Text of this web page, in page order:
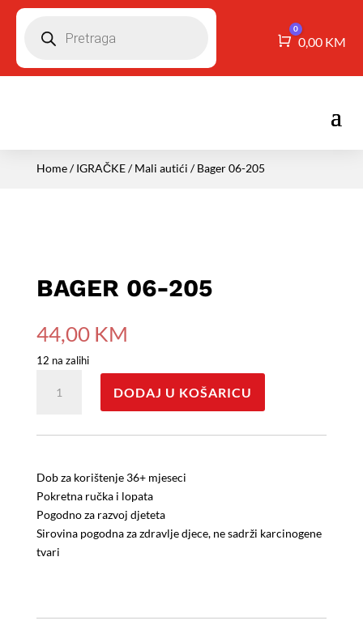
Košarica
0
0,00 KM
Home/IGRAČKE/Mali autići / Bager 06-205
BAGER 06-205
44,00 KM
12 na zalihi
količina
DODAJ U KOŠARICU
Dob za korištenje 36+ mjeseci
Pokretna ručka i lopata
Pogodno za razvoj djeteta
Sirovina pogodna za zdravlje djece, ne sadrži karcinogene
tvari